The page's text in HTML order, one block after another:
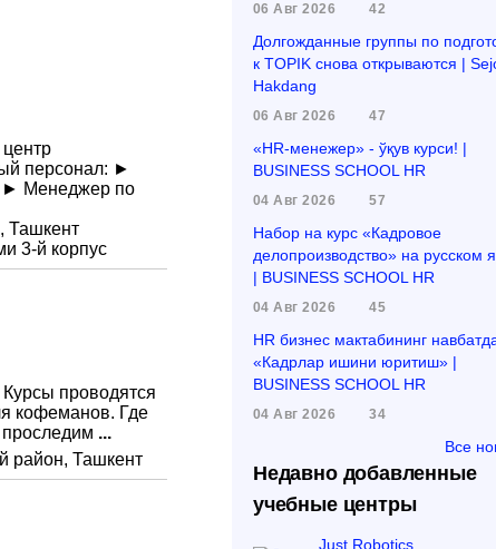
персонал: ►
► Менеджер по
Ташкент
3-й корпус
проводятся
кофеманов. Где
...
район, Ташкент
06 Авг 2026 42
Долгожданные группы по
к TOPIK снова открываются |
Hakdang
06 Авг 2026 47
«HR-менежер» - ўқув курси! |
BUSINESS SCHOOL HR
04 Авг 2026 57
Набор на курс «Кадровое
делопроизводство» на русском
| BUSINESS SCHOOL HR
04 Авг 2026 45
HR бизнес мактабининг
«Кадрлар ишини юритиш» |
BUSINESS SCHOOL HR
04 Авг 2026 34
Все
Недавно добавленные
учебные центры
Just Robotics